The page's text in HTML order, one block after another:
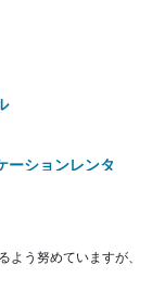
ーションレンタ
う努めていますが、